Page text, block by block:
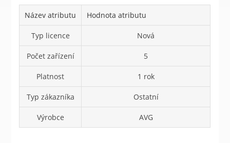
Název atributu Hodnota atributu
Typ licence Nová
Počet zařízení 5
Platnost 1 rok
Typ zákazníka Ostatní
Výrobce AVG